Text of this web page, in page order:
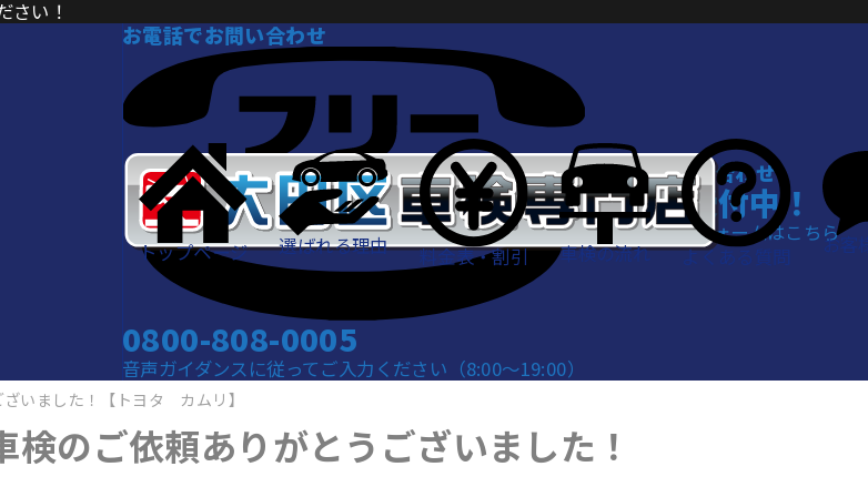
さい！
お電話でお問い合わせ
0800-808-0005
音声ガイダンスに従ってご入力ください（8:00～19:00）
WEBでお問い合わせ
24時間受付中！
お問い合わせフォームはこちら
トップページ 選ばれる理由 料金表・割引 車検の流れ よくある質問 お客
ざいました！【トヨタ カムリ】
検のご依頼ありがとうございました！